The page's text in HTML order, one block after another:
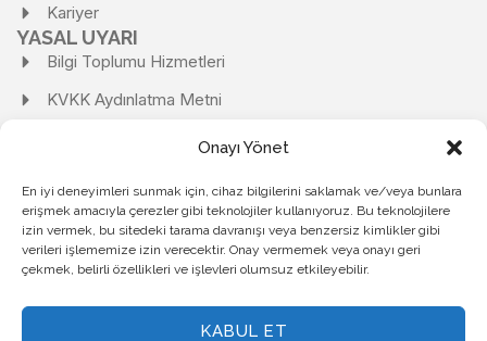
Onayı Yönet
En iyi deneyimleri sunmak için, cihaz bilgilerini saklamak ve/veya bunlara
erişmek amacıyla çerezler gibi teknolojiler kullanıyoruz. Bu teknolojilere
izin vermek, bu sitedeki tarama davranışı veya benzersiz kimlikler gibi
verileri işlememize izin verecektir. Onay vermemek veya onayı geri
çekmek, belirli özellikleri ve işlevleri olumsuz etkileyebilir.
KABUL ET
Kariyer
YASAL UYARI
Bilgi Toplumu Hizmetleri
KVKK Aydınlatma Metni
KVKK Başvuru Formu
Kişisel Verileri Saklama ve İmha Politikası
Çerez Politikası